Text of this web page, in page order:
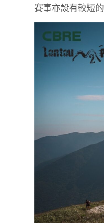
賽事亦設有較短的